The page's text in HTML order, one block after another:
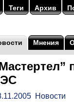
Теги Архив
Мнения
Новости